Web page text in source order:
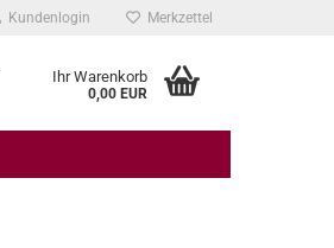
Kundenlogin Merkzettel
Ihr Warenkorb
0,00 EUR